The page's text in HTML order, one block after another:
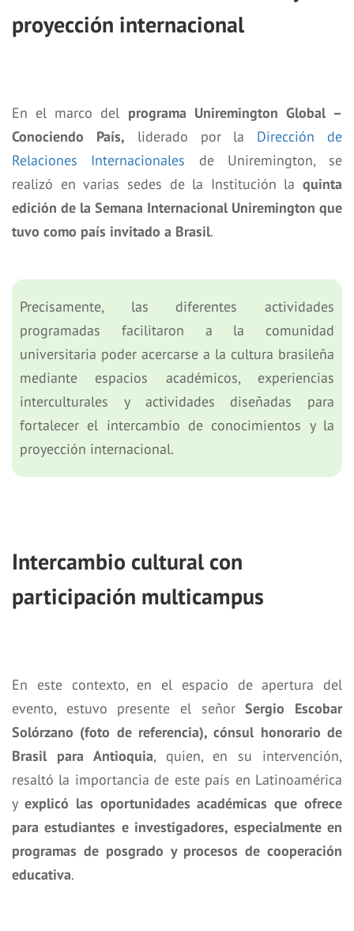
proyección internacional
En el marco del programa Uniremington Global –
Conociendo País, liderado por la Dirección de
Relaciones Internacionales de Uniremington, se
realizó en varias sedes de la Institución la quinta
edición de la Semana Internacional Uniremington que
tuvo como país invitado a Brasil.
Precisamente, las diferentes actividades
programadas facilitaron a la comunidad
universitaria poder acercarse a la cultura brasileña
mediante espacios académicos, experiencias
interculturales y actividades diseñadas para
fortalecer el intercambio de conocimientos y la
proyección internacional.
Intercambio cultural con
participación multicampus
En este contexto, en el espacio de apertura del
evento, estuvo presente el señorSergio Escobar
Solórzano (foto de referencia), cónsul honorario de
Brasil para Antioquia, quien, en su intervención,
resaltó la importancia de este país en Latinoamérica
y explicó las oportunidades académicas que ofrece
para estudiantes e investigadores, especialmente en
programas de posgrado y procesos de cooperación
educativa.